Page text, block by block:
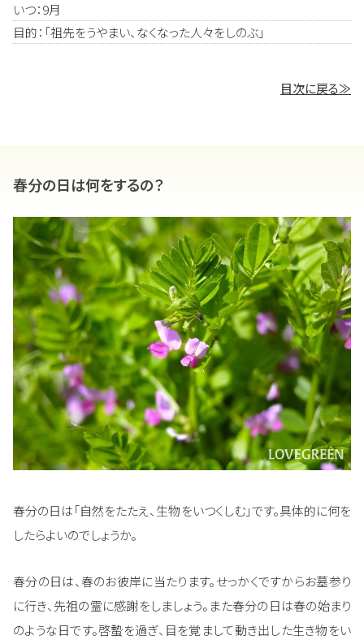
いつ：9月
目的：「祖先をうやまい、なくなった人々をしのぶ」
目次に戻る≫
春分の日は何をするの？
春分の日は「自然をたたえ、生物をいつくしむ」です。具体的に何を
したらよいのでしょうか。
春分の日は、春のお彼岸に当たります。せっかくですからお墓参り
に行き、先祖の霊に感謝をしましょう。また春分の日は春の始まり
のような日です。啓蟄を過ぎ、目を覚まして動き出した生き物をい